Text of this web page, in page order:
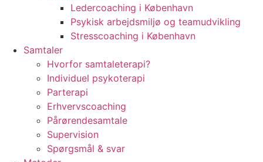
Ledercoaching i København
Psykisk arbejdsmiljø og teamudvikling
Stresscoaching i København
Samtaler
Hvorfor samtaleterapi?
Individuel psykoterapi
Parterapi
Erhvervscoaching
Pårørendesamtale
Supervision
Spørgsmål & svar